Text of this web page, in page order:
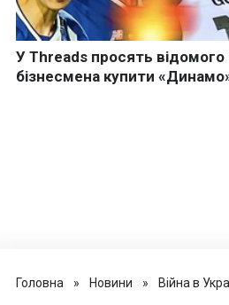
Головна » Новини » Війна в